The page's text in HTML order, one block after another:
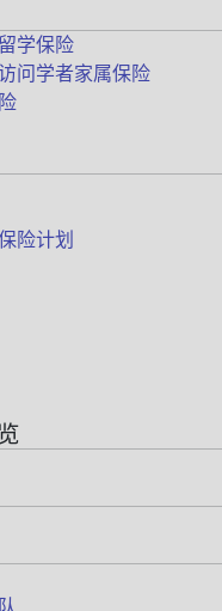
学保险
问学者家属保险
险计划